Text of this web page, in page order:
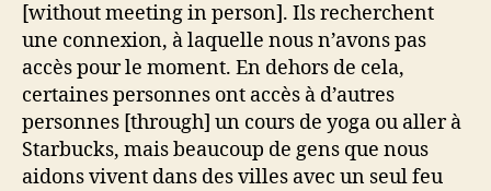
[without meeting in person]. Ils recherchent
une connexion, à laquelle nous n’avons pas
accès pour le moment. En dehors de cela,
certaines personnes ont accès à d’autres
personnes [through] un cours de yoga ou aller à
Starbucks, mais beaucoup de gens que nous
aidons vivent dans des villes avec un seul feu